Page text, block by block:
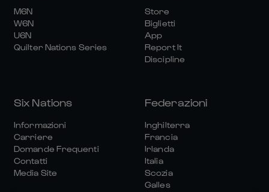
M6N
W6N
U6N
Quilter Nations Series
Store
Biglietti
App
Report It
Discipline
Six Nations
Informazioni
Carriere
Domande Frequenti
Contatti
Media Site
Federazioni
Inghilterra
Francia
Irlanda
Italia
Scozia
Galles